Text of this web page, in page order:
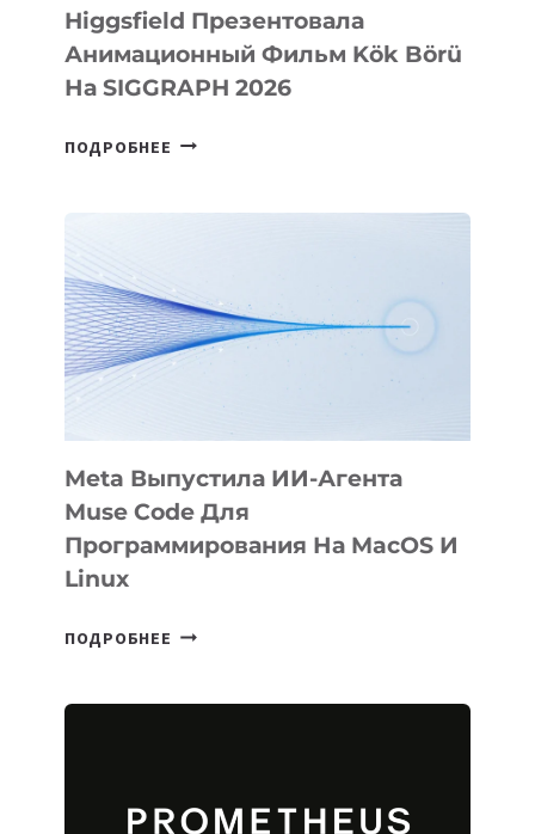
Higgsfield Презентовала
Анимационный Фильм Kök Börü
На SIGGRAPH 2026
ПОДРОБНЕЕ HIGGSFIELD
НА
SIGGRAPH
Meta Выпустила ИИ-Агента
Muse Code Для
Программирования На MacOS И
Linux
ПОДРОБНЕЕ META
ДЛЯ